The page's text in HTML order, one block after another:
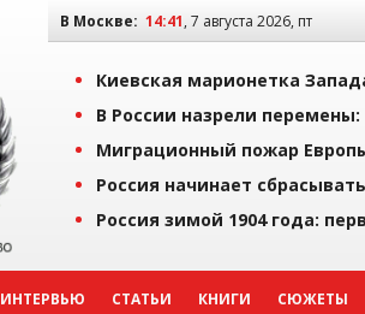
В Москве: 14:41, 7 августа 2026, пт
Киевская марионетка
В России назрели
Миграционный пожар
Россия начинает
Россия зимой 1904 года:
ИНТЕРВЬЮ СТАТЬИ КНИГИ СЮЖЕТЫ